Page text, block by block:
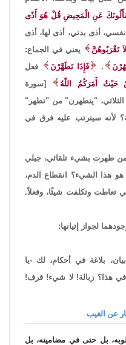
عَنِ الْمَحِيضِ قُلْ هُوَ أَذًى
أذى بدني، أذى لها، أذى
تَقْرَبُوهُنَّ
يعني في الجماع:
. فَإِذَا تَطَهَّرْنَ
فعل
حَيْثُ أَمَرَكُمُ اللّهُ
[سورة
"يتطهرن" من "تطهر"
لأنه سيترتب عليه فرق في
طهرت بشيء تلقائي، جبلي
هذا الشيء؟ انقطاع الدم،
تعاطت وتكلفت شيئًا، وفعلاً.
لجواز إتيانها:
بيان، بلاغة في أحكام، لك -يا
هذا؟ زبالة! لا شيء! قرف!
عن الغيب
بل حتى في مضامينه، بل